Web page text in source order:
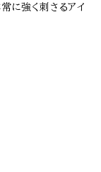
に強く刺さるアイ